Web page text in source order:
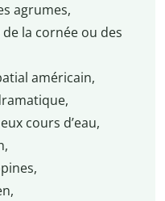
agrumes,
la cornée ou des
américain,
cours d’eau,